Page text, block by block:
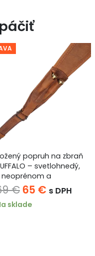
popruh na zbraň
– svetlohnedý,
neoprénom a
na náboje
€ Pôvodná
cena
65 €Aktuálna
s DPH
sklade